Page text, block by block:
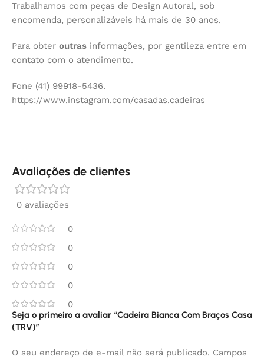
Trabalhamos com peças de Design Autoral, sob
encomenda, personalizáveis há mais de 30 anos.
Para obter outras informações, por gentileza entre em
contato com o atendimento.
Fone (41) 99918-5436.
https://www.instagram.com/casadas.cadeiras
Avaliações de clientes
0 avaliações
0
0
0
0
0
Seja o primeiro a avaliar “Cadeira Bianca Com Braços Casa
(TRV)”
O seu endereço de e-mail não será publicado. Campos